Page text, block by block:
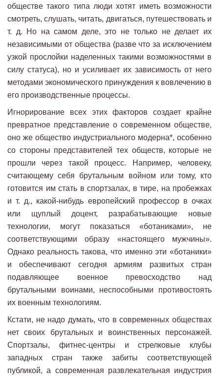
обществе такого типа люди хотят иметь возможности
смотреть, слушать, читать, двигаться, путешествовать и
т. д. Но на самом деле, это не только не делает их
независимыми от общества (разве что за исключением
узкой прослойки наделенных такими возможностями в
силу статуса), но и усиливает их зависимость от него
методами экономического принуждения к вовлечению в
его производственные процессы.
Игнорирование всех этих факторов создает крайне
превратное представление о современном обществе,
оно же общество индустриального модерна*, особенно
со стороны представителей тех обществ, которые не
прошли через такой процесс. Например, человеку,
считающему себя брутальным войном или тому, кто
готовится им стать в спортзалах, в тире, на пробежках
и т. д., какой-нибудь европейский профессор в очках
или щуплый доцент, разрабатывающие новые
технологии, могут показаться «ботаниками», не
соответствующими образу «настоящего мужчины».
Однако реальность такова, что именно эти «ботаники»
и обеспечивают сегодня армиям развитых стран
подавляющее военное превосходство над
брутальными воинами, неспособными противостоять
их военным технологиям.
Кстати, не надо думать, что в современных обществах
нет своих брутальных и воинственных персонажей.
Спортзалы, фитнес-центры и стрелковые клубы
западных стран также забиты соответствующей
публикой, а современная развлекательная индустрия